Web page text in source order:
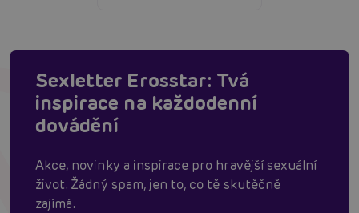
Sexletter Erosstar: Tvá
inspirace na každodenní
dovádění
Akce, novinky a inspirace pro hravější sexuální
život. Žádný spam, jen to, co tě skutěčně
zajímá.